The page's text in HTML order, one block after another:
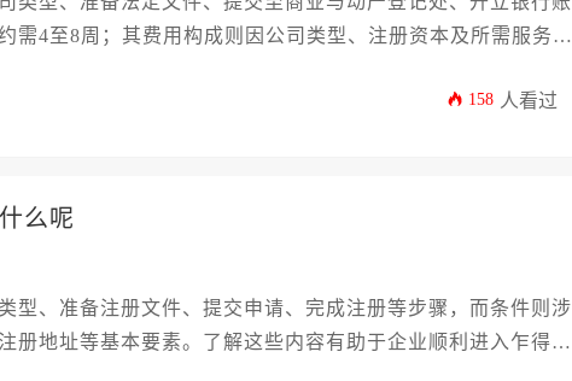
需4至8周；其费用构成则因公司类型、注册资本及所需服务不
158 人看过
么呢
型、准备注册文件、提交申请、完成注册等步骤，而条件则涉
册地址等基本要素。了解这些内容有助于企业顺利进入乍得市